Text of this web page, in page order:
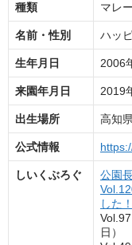
種類 マレ
名前・性別 ハッ
生年月日 2006
来園年月日 2019
出生場所 高知
公式情報
しいくぶろぐ
公園
した
日）